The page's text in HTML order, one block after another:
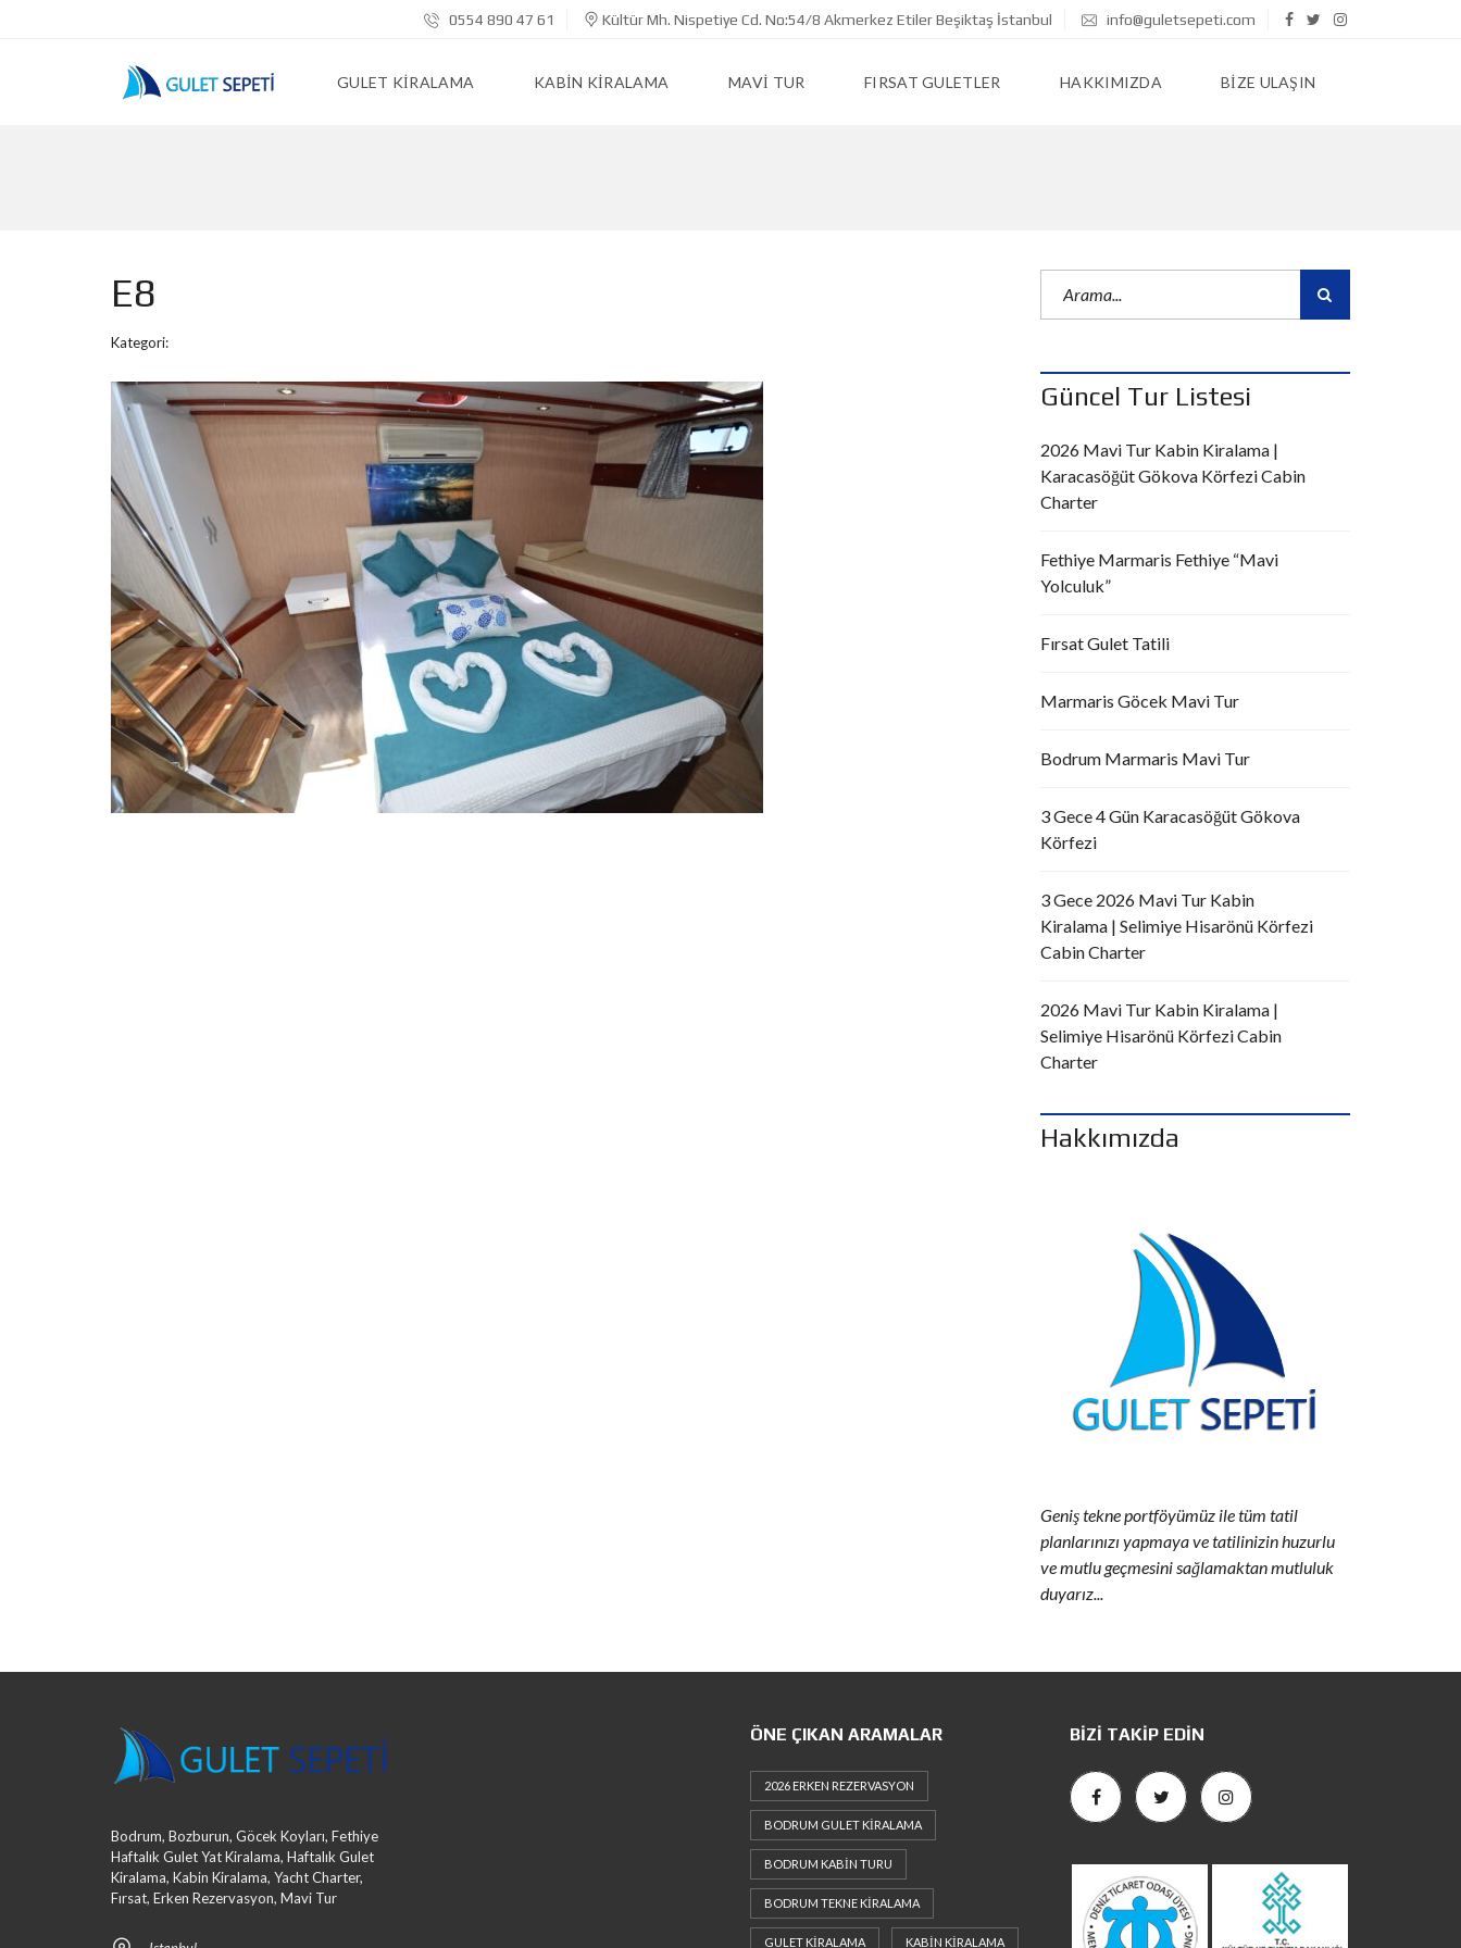
0554 890 47 61 Kültür Mh. Nispetiye Cd. No:54/8 Akmerkez Etiler Beşiktaş İstanbul info@guletsepeti.com
GULET KIRALAMA KABIN KIRALAMA MAVI TUR FIRSAT GULETLER HAKKIMIZDA BIZE ULAŞIN
E8
Kategori:
Güncel Tur Listesi
2026 Mavi Tur Kabin Kiralama |
Karacasöğüt Gökova Körfezi Cabin
Charter
Fethiye Marmaris Fethiye “Mavi
Yolculuk”
Fırsat Gulet Tatili
Marmaris Göcek Mavi Tur
Bodrum Marmaris Mavi Tur
3 Gece 4 Gün Karacasöğüt Gökova
Körfezi
3 Gece 2026 Mavi Tur Kabin
Kiralama | Selimiye Hisarönü Körfezi
Cabin Charter
2026 Mavi Tur Kabin Kiralama |
Selimiye Hisarönü Körfezi Cabin
Charter
Hakkımızda
Geniş tekne portföyümüz ile tüm tatil
planlarınızı yapmaya ve tatilinizin huzurlu
ve mutlu geçmesini sağlamaktan mutluluk
duyarız...
Bodrum, Bozburun, Göcek Koyları, Fethiye
Haftalık Gulet Yat Kiralama, Haftalık Gulet
Kiralama, Kabin Kiralama, Yacht Charter,
Fırsat, Erken Rezervasyon, Mavi Tur
ÖNE ÇIKAN ARAMALAR
2026 ERKEN REZERVASYON
BODRUM GULET KIRALAMA
BODRUM KABIN TURU
BODRUM TEKNE KIRALAMA
GULET KIRALAMA KABIN KIRALAMA
BIZI TAKIP EDIN